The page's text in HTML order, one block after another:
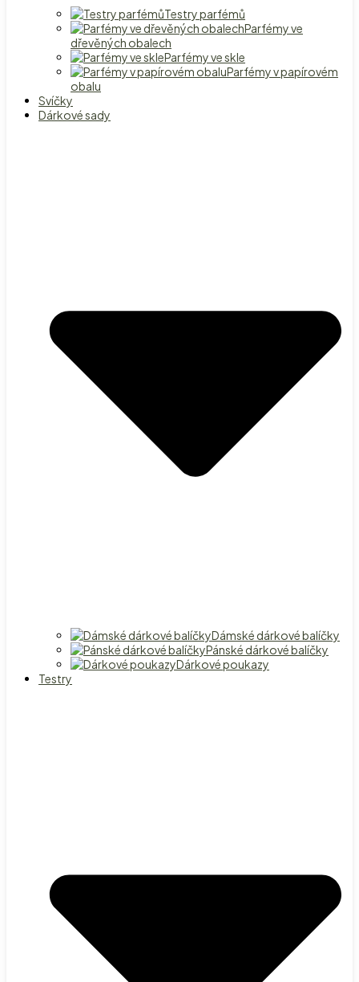
Testry parfémů
Parfémy ve
dřevěných obalech
Parfémy ve skle
Parfémy v papírovém
obalu
Svíčky
Dárkové sady
Dámské dárkové balíčky
Pánské dárkové balíčky
Dárkové poukazy
Testry